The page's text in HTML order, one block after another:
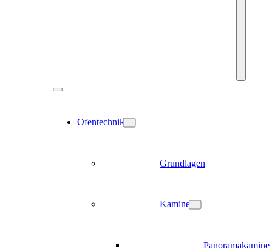
Ofentechnik
Grundlagen
Kamine
Panoramakamine